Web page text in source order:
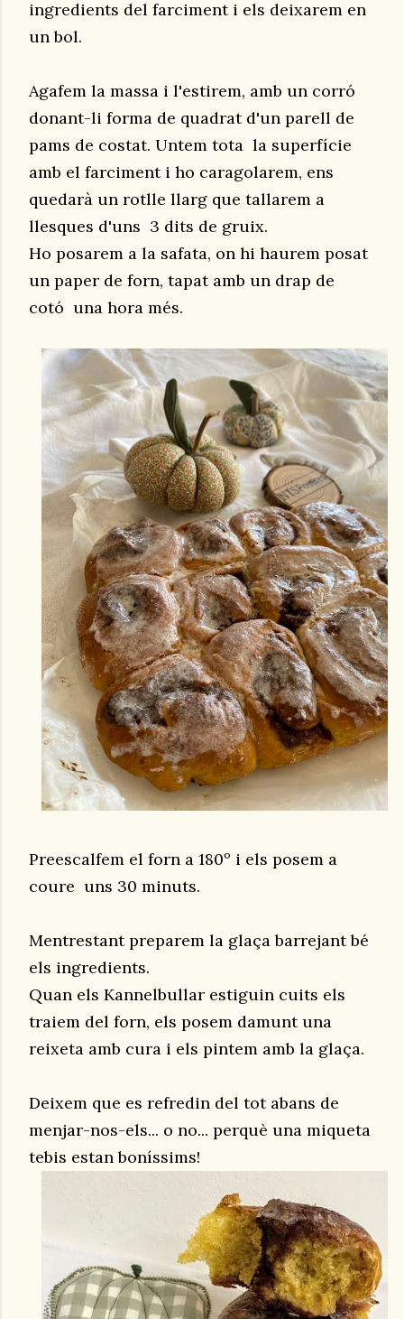
ingredients del farciment i els deixarem en
un bol.
Agafem la massa i l'estirem, amb un corró
donant-li forma de quadrat d'un parell de
pams de costat. Untem tota la superfície
amb el farciment i ho caragolarem, ens
quedarà un rotlle llarg que tallarem a
llesques d'uns 3 dits de gruix.
Ho posarem a la safata, on hi haurem posat
un paper de forn, tapat amb un drap de
cotó una hora més.
Preescalfem el forn a 180º i els posem a
coure uns 30 minuts.
Mentrestant preparem la glaça barrejant bé
els ingredients.
Quan els Kannelbullar estiguin cuits els
traiem del forn, els posem damunt una
reixeta amb cura i els pintem amb la glaça.
Deixem que es refredin del tot abans de
menjar-nos-els... o no... perquè una miqueta
tebis estan boníssims!